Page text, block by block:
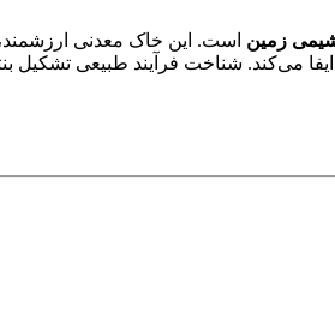
زمین است. این خاک معدنی
می‌کند. شناخت فرآیند طبیعی تشکیل